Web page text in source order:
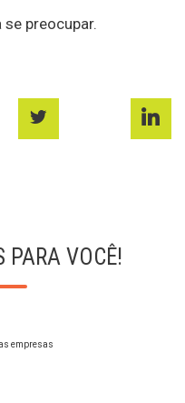
preocupar.
PARA VOCÊ!